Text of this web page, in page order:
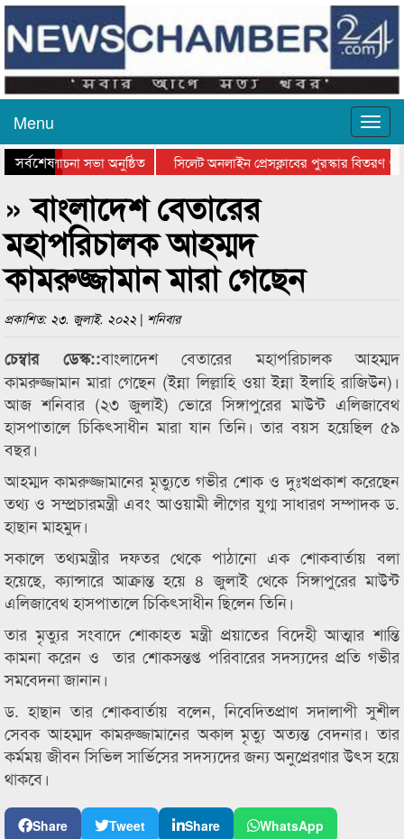
Menu
সর্বশেষ
আলোচনা সভা অনুষ্ঠিত
সিলেট অনলাইন প্রেসক্লাবের পুরস্কার বিতরণ ও
» বাংলাদেশ বেতারের
মহাপরিচালক আহম্মদ
কামরুজ্জামান মারা গেছেন
প্রকাশিত: ২৩. জুলাই. ২০২২ | শনিবার
চেম্বার ডেস্ক::বাংলাদেশ বেতারের মহাপরিচালক আহম্মদ
কামরুজ্জামান মারা গেছেন (ইন্না লিল্লাহি ওয়া ইন্না ইলাহি রাজিউন)।
আজ শনিবার (২৩ জুলাই) ভোরে সিঙ্গাপুরের মাউন্ট এলিজাবেথ
হাসপাতালে চিকিৎসাধীন মারা যান তিনি। তার বয়স হয়েছিল ৫৯
বছর।
আহম্মদ কামরুজ্জামানের মৃত্যুতে গভীর শোক ও দুঃখপ্রকাশ করেছেন
তথ্য ও সম্প্রচারমন্ত্রী এবং আওয়ামী লীগের যুগ্ম সাধারণ সম্পাদক ড.
হাছান মাহমুদ।
সকালে তথ্যমন্ত্রীর দফতর থেকে পাঠানো এক শোকবার্তায় বলা
হয়েছে, ক্যান্সারে আক্রান্ত হয়ে ৪ জুলাই থেকে সিঙ্গাপুরের মাউন্ট
এলিজাবেথ হাসপাতালে চিকিৎসাধীন ছিলেন তিনি।
তার মৃত্যুর সংবাদে শোকাহত মন্ত্রী প্রয়াতের বিদেহী আত্মার শান্তি
কামনা করেন ও তার শোকসন্তপ্ত পরিবারের সদস্যদের প্রতি গভীর
সমবেদনা জানান।
ড. হাছান তার শোকবার্তায় বলেন, নিবেদিতপ্রাণ সদালাপী সুশীল
সেবক আহম্মদ কামরুজ্জামানের অকাল মৃত্যু অত্যন্ত বেদনার। তার
কর্মময় জীবন সিভিল সার্ভিসের সদস্যদের জন্য অনুপ্রেরণার উৎস হয়ে
থাকবে।
Share Tweet Share
WhatsApp